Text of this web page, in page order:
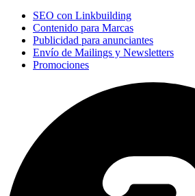
SEO con Linkbuilding
Contenido para Marcas
Publicidad para anunciantes
Envío de Mailings y Newsletters
Promociones